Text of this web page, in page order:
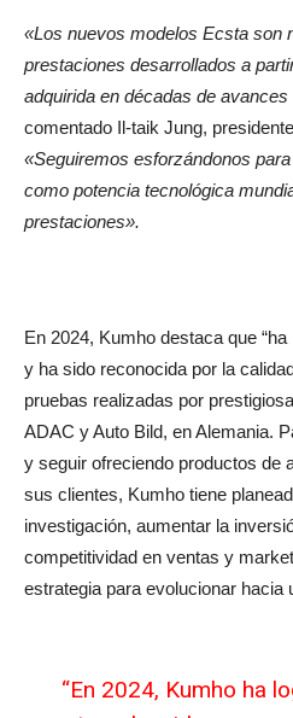
«Los nuevos modelos Ecsta son
prestaciones desarrollados a
adquirida en décadas de
comentado Il-taik Jung,
«Seguiremos esforzándonos
como potencia tecnológica
prestaciones».
En 2024, Kumho destaca que
y ha sido reconocida por la
pruebas realizadas por
ADAC y Auto Bild, en Alemania.
y seguir ofreciendo productos de
sus clientes, Kumho tiene
investigación, aumentar la
competitividad en ventas y
estrategia para evolucionar hacia
“En 2024, Kumho ha